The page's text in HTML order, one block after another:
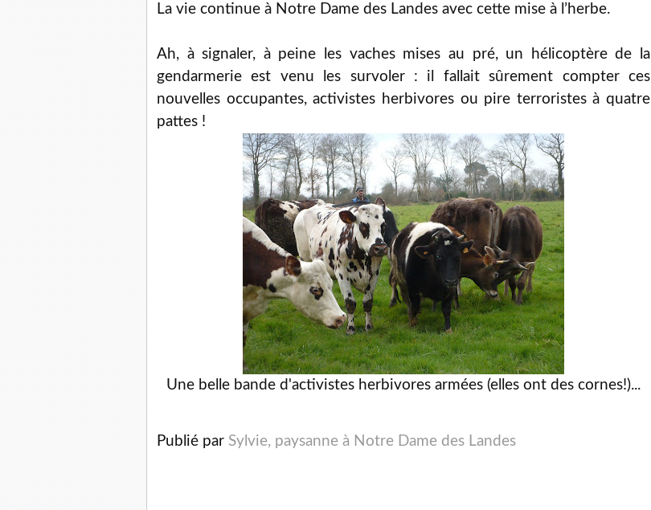
La vie continue à Notre Dame des Landes avec cette mise à l’herbe.
Ah, à signaler, à peine les vaches mises au pré, un hélicoptère de la
gendarmerie est venu les survoler : il fallait sûrement compter ces
nouvelles occupantes, activistes herbivores ou pire terroristes à quatre
pattes !
Une belle bande d'activistes herbivores armées (elles ont des cornes!)...
Publié par Sylvie, paysanne à Notre Dame des Landes